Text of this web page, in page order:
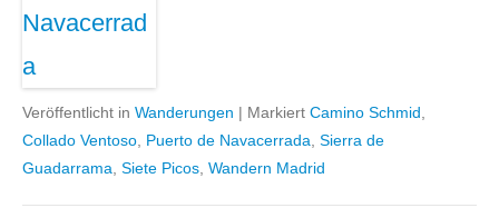
Veröffentlicht in Wanderungen | Markiert Camino Schmid
Collado Ventoso Puerto de Navacerrada Sierra de
Guadarrama Siete Picos Wandern Madrid